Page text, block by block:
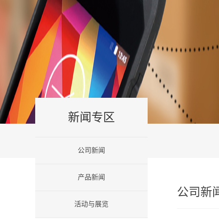
新闻专区
公司新闻
产品新闻
活动与展览
公司新